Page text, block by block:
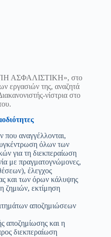
ΑΣΦΑΛΙΣΤΙΚΗ», στο
εργασιών της, αναζητά
νίστρια στο
αναγγέλλονται,
όλων των
για τη διεκπεραίωση
με πραγματογνώμονες,
έλεγχος
και των όρων κάλυψης
ζημιών, εκτίμηση
αποζημιώσεων
αποζημίωσης και η
διεκπεραίωση